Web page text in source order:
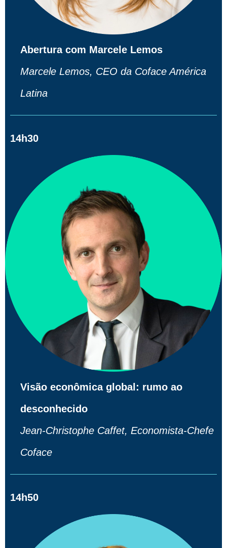
Abertura com Marcele Lemos
Marcele Lemos, CEO da Coface América
Latina
14h30
Visão econômica global: rumo ao
desconhecido
Jean-Christophe Caffet, Economista-Chefe
Coface
14h50